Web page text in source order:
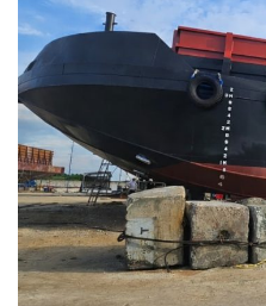
Peluncuran 3
Tongkang 330
Rubber Airbag